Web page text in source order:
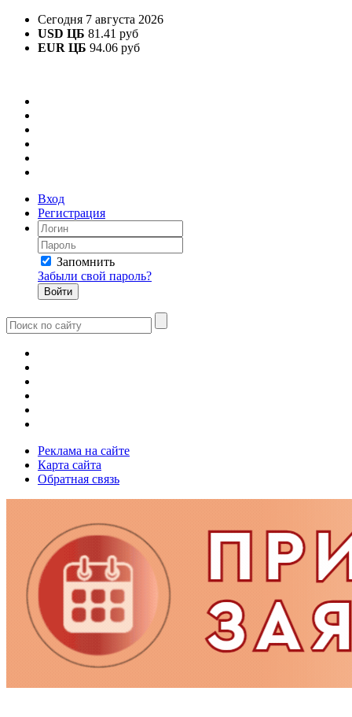
Сегодня 7 августа 2026
USD ЦБ 81.41 руб
EUR ЦБ 94.06 руб
Вход
Регистрация
Запомнить
Забыли свой пароль?
Реклама на сайте
Карта сайта
Обратная связь